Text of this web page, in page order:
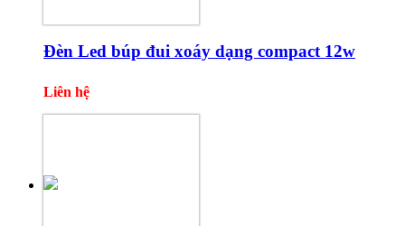
Đèn Led búp đui xoáy dạng compact 12w
Liên hệ